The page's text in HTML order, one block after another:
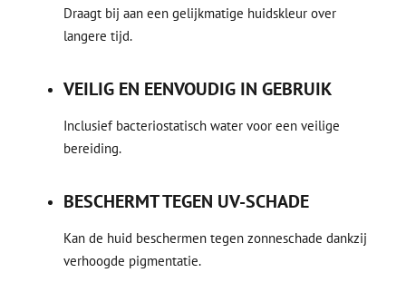
Draagt bij aan een gelijkmatige huidskleur over
langere tijd.
VEILIG EN EENVOUDIG IN GEBRUIK
Inclusief bacteriostatisch water voor een veilige
bereiding.
BESCHERMT TEGEN UV-SCHADE
Kan de huid beschermen tegen zonneschade dankzij
verhoogde pigmentatie.